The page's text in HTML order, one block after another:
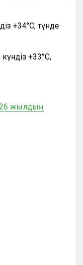
+34°С, түнде
+33°С,
жылдың